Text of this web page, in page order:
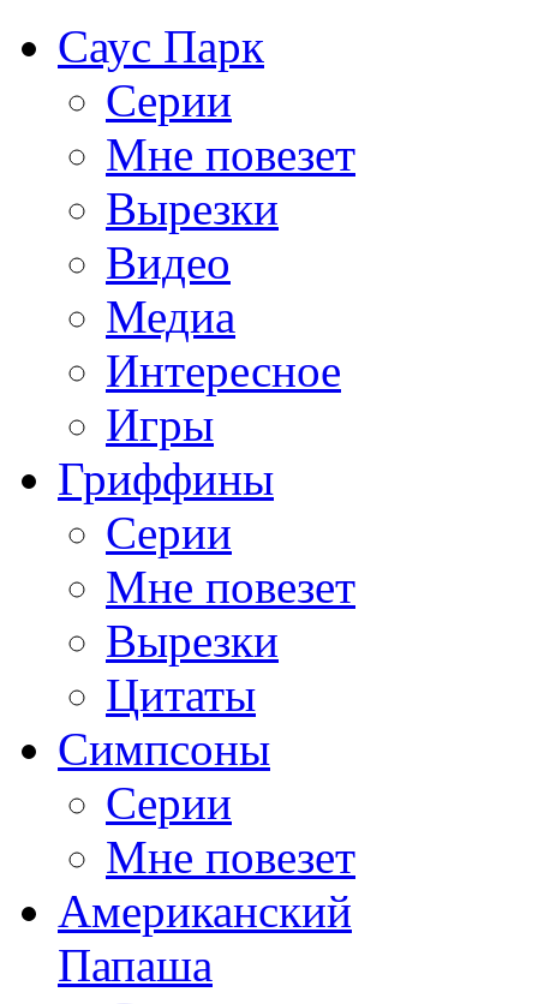
Саус Парк
Серии
Мне повезет
Вырезки
Видео
Медиа
Интересное
Игры
Гриффины
Серии
Мне повезет
Вырезки
Цитаты
Симпсоны
Серии
Мне повезет
Американский
Папаша